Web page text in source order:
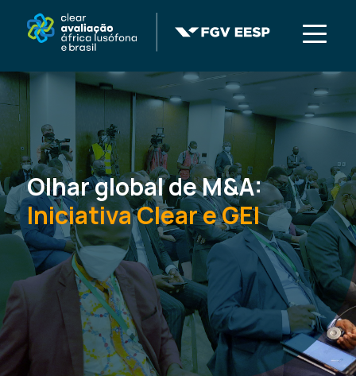
Olhar global de M&A:
Iniciativa Clear e GEI